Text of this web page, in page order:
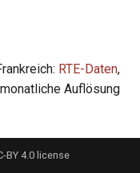
RTE-Daten,
Auflösung
BY 4.0 license